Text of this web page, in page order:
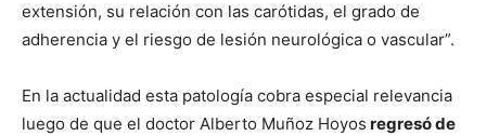
extensión, su relación con las carótidas, el grado de
adherencia y el riesgo de lesión neurológica o vascular”.
En la actualidad esta patología cobra especial relevancia
luego de que el doctor Alberto Muñoz Hoyos regresó de